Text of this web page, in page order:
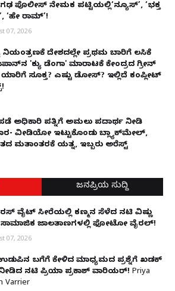
ಪೊಲೀಸ್ ನೇಮಕ ಪಟ್ಟಿಯಲ್ಲಿ‘ನ್ಯೂಸ್’, ‘ಭಕ್ತ
‘ಹೇ ರಾಮ್’!
07, 2026
ನಿಯಂತ್ರಣಕ್ಕೆ ದೇಶದಲ್ಲೇ ಪ್ರಥಮ ಬಾರಿಗೆ ಲಸಿಕೆ
'ಕ್ಯು ಡೆಂಗಾ' ಮಾರಾಟಕ್ಕೆ ಕೇಂದ್ರದ ಗ್ರೀನ್
ಸೂಕ್ತ? ಎಷ್ಟು ಡೋಸ್? ಇಲ್ಲಿದೆ ಕಂಪ್ಲೀಟ್
ಅಧಿಕಾರಿ ಪತ್ನಿಗೆ ಅಮಲು ಪದಾರ್ಥ ನೀಡಿ
ವೀಡಿಯೋ ಇಟ್ಟುಕೊಂಡು ಬ್ಲ್ಯಾಕ್‌ಮೇಲ್,
ಮತಾಂತರಕ್ಕೆ ಯತ್ನ, ಇಬ್ಬರು ಅರೆಸ್ಟ್
ಜನಪ್ರಿಯ ಸುದ್ದಿ
ವೈಟ್‌ ಸೀರೆಯಲ್ಲಿ ಕಣ್ಮನ ಸೆಳೆದ ನಟಿ ವಿಷ್ಣು
ಸಾಮಾಜಿಕ ಜಾಲತಾಣಗಳಲ್ಲಿ ಫೋಟೋ ವೈರಲ್!
07, 2026
ಬಗೆಗೆ ಕೇಳಿದ ಮಾಧ್ಯಮದ ಪ್ರಶ್ನೆಗೆ ಖಡಕ್
ನಟಿ ಪ್ರಿಯಾ ಪ್ರಕಾಶ್ ವಾರಿಯರ್! Priya
Varrier